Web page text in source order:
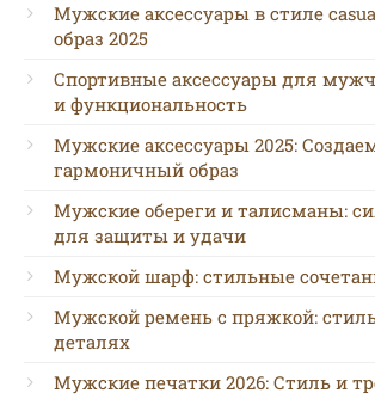
Мужские аксессуары в стиле
образ 2025
Спортивные аксессуары для
и функциональность
Мужские аксессуары 2025:
гармоничный образ
Мужские обереги и талисманы:
для защиты и удачи
Мужской шарф: стильные
Мужской ремень с пряжкой:
деталях
Мужские печатки 2026: Стиль и